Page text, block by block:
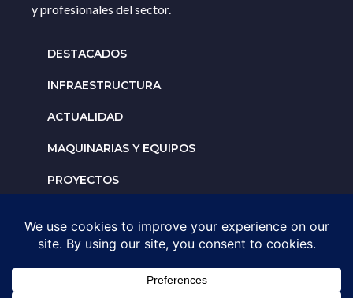
y profesionales del sector.
DESTACADOS
INFRAESTRUCTURA
ACTUALIDAD
MAQUINARIAS Y EQUIPOS
PROYECTOS
Solicita un espacio para
tu negocio